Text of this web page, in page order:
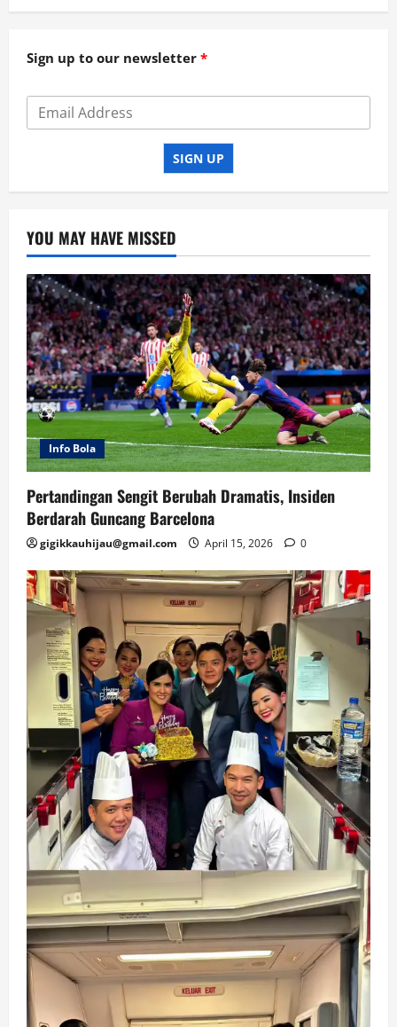
Sign up to our newsletter
SIGN UP
YOU MAY HAVE MISSED
Info Bola
Pertandingan Sengit Berubah Dramatis, Insiden
Berdarah Guncang Barcelona
gigikkauhijau@gmail.com April 15, 2026 0